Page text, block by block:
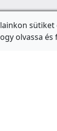
olvassa és